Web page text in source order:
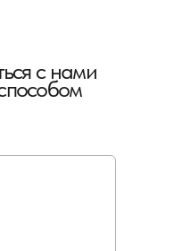
с нами